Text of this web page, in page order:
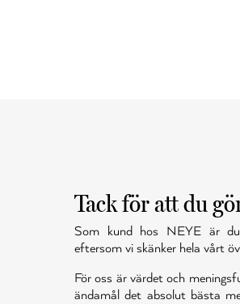
Tack för att du
Som kund hos NEYE är
eftersom vi skänker hela vårt
För oss är värdet och
ändamål det absolut bästa